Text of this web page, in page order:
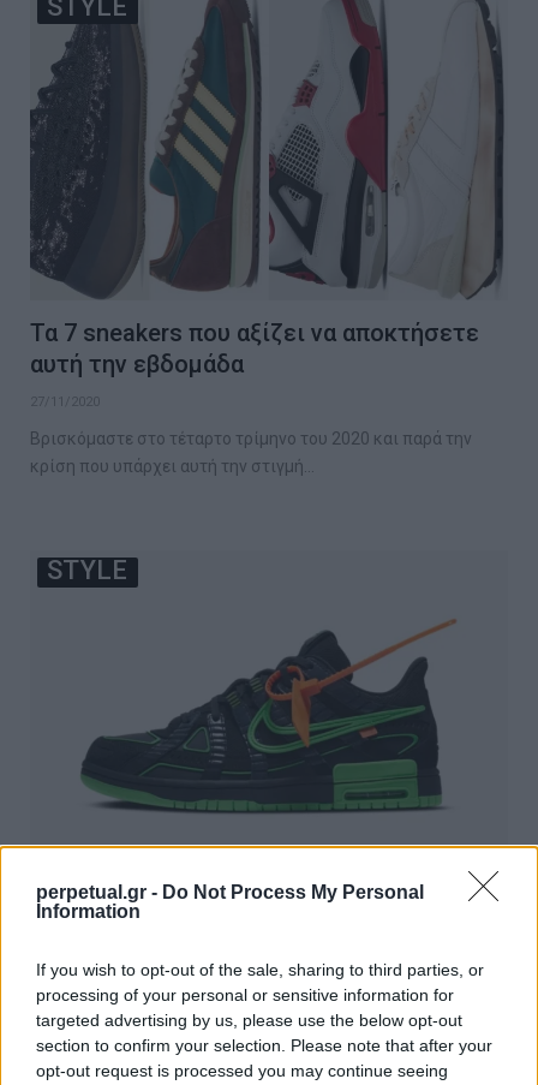
perpetual.gr - Do Not Process My Personal
Information
If you wish to opt-out of the sale, sharing to third parties, or
processing of your personal or sensitive information for
targeted advertising by us, please use the below opt-out
section to confirm your selection. Please note that after your
opt-out request is processed you may continue seeing
STYLE
Τα 7 sneakers που αξίζει να αποκτήσετε
αυτή την εβδομάδα
27/11/2020
Βρισκόμαστε στο τέταρτο τρίμηνο του 2020 και παρά την
κρίση που υπάρχει αυτή την στιγμή…
STYLE
12 πανέμορφα sneakers που δεν πρέπει να
χάσετε αυτή την εβδομάδα
02/10/2020
Κάθε εβδομάδα οι γνωστές αθλητικές εταιρείες
κυκλοφορούν νέα sneakers, τα περισσότερα από τα οποία
γίνονται…